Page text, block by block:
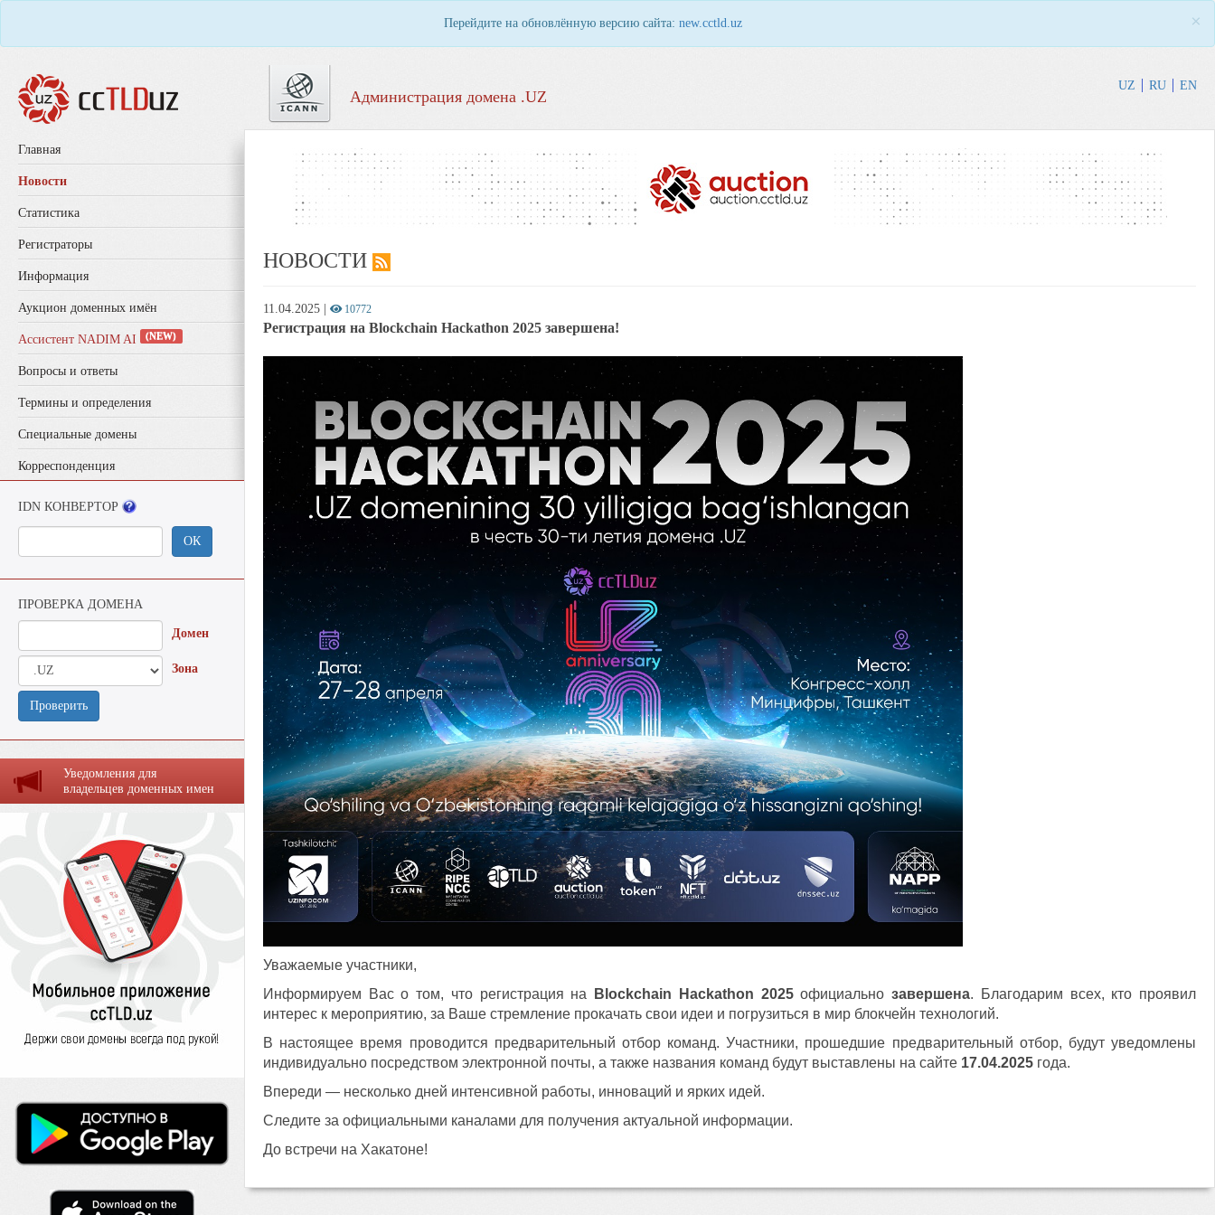
Перейдите на обновлённую версию сайта: new.cctld.uz ×
Администрация домена .UZ
UZ RU EN
Главная
Новости
Статистика
Регистраторы
Информация
Аукцион доменных имён
Ассистент NADIM AI (NEW)
Вопросы и ответы
Термины и определения
Специальные домены
Корреспонденция
IDN КОНВЕРТОР
ОК
ПРОВЕРКА ДОМЕНА
Домен
Зона
Проверить
Уведомления для
владельцев доменных имен
НОВОСТИ
11.04.2025 10772
Регистрация на Blockchain Hackathon 2025 завершена!
Уважаемые участники,
Информируем Вас о том, что регистрация на
Blockchain Hackathon 2025официальнозавершена. Благодарим всех, кто проявил
интерес к мероприятию, за Ваше стремление прокачать свои идеи и погрузиться в мир блокчейн технологий.
В настоящее время проводится предварительный отбор команд. Участники, прошедшие предварительный отбор, будут уведомлены
индивидуально посредством электронной почты, а также названия команд будут выставлены на сайте 17.04.2025 года.
Впереди — несколько дней интенсивной работы, инноваций и ярких идей.
Следите за официальными каналами для получения актуальной информации.
До встречи на Хакатоне!